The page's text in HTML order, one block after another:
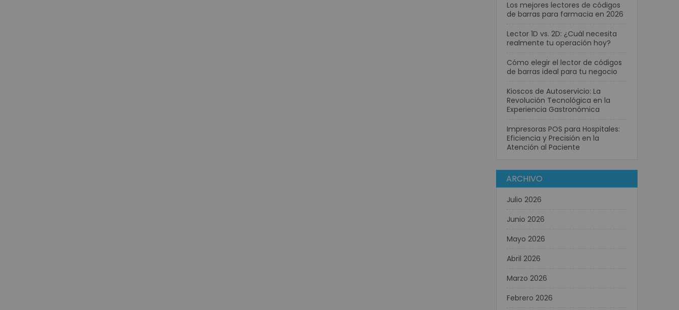
Los mejores lectores de códigos
de barras para farmacia en 2026
Lector 1D vs. 2D: ¿Cuál necesita
realmente tu operación hoy?
Cómo elegir el lector de códigos
de barras ideal para tu negocio
Kioscos de Autoservicio: La
Revolución Tecnológica en la
Experiencia Gastronómica
Impresoras POS para Hospitales:
Eficiencia y Precisión en la
Atención al Paciente
ARCHIVO
Julio 2026
Junio 2026
Mayo 2026
Abril 2026
Marzo 2026
Febrero 2026